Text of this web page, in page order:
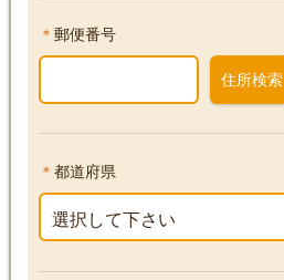
＊ 郵便番号
住所検索
＊ 都道府県
選択して下さい